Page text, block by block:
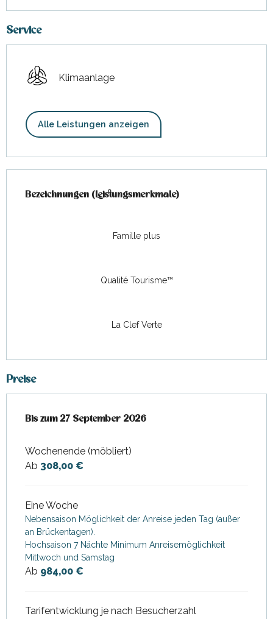
Service
Klimaanlage
Alle Leistungen anzeigen
Bezeichnungen (Leistungsmerkmale)
Bezeichnungen (Leistungsmerkmale)
Famille plus
Qualité Tourisme™
La Clef Verte
Preise
ab3 April 2026bis zum27 September 2026
Bis zum27 September 2026
Wochenende (möbliert)
Ab 308,00 €
Eine Woche
Nebensaison Möglichkeit der Anreise jeden Tag (außer
an Brückentagen).
Hochsaison 7 Nächte Minimum Anreisemöglichkeit
Mittwoch und Samstag
Ab 984,00 €
Tarifentwicklung je nach Besucherzahl